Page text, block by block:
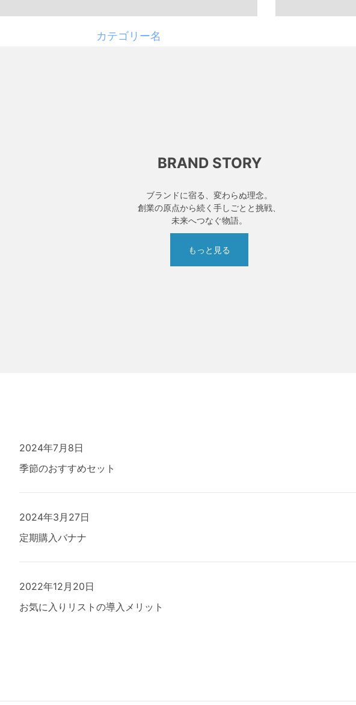
カテゴリー名
BRAND STORY
ブランドに宿る、変わらぬ理念。
創業の原点から続く手しごとと挑戦、
未来へつなぐ物語。
もっと見る
季節のおすすめセット
2024年7月8日
定期購入バナナ
2024年3月27日
お気に入りリストの導入メリット
2022年12月20日